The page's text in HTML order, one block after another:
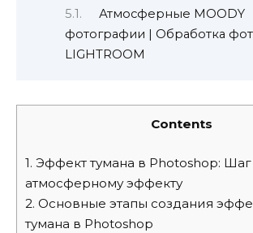
Атмосферные MOODY
фотографии | Обработка
LIGHTROOM
Contents
1. Эффект тумана в Photoshop:
атмосферному эффекту
2. Основные этапы создания
тумана в Photoshop